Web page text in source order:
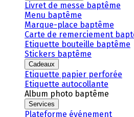
Livret de messe baptême
Menu baptême
Marque-place baptême
Carte de remerciement
Etiquette bouteille baptême
Stickers baptême
Cadeaux
Etiquette papier perforée
Etiquette autocollante
Album photo baptême
Services
Plateforme événement